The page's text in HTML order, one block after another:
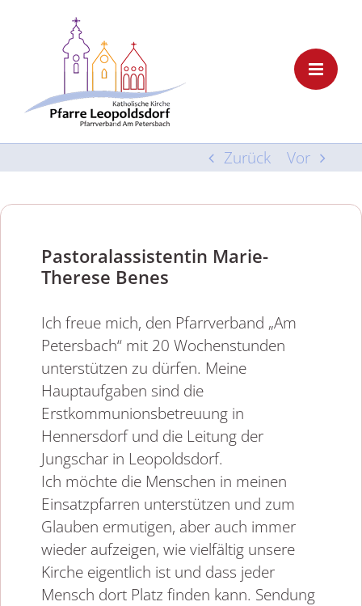
Zurück Vor
Pastoralassistentin Marie-
Therese Benes
Ich freue mich, den Pfarrverband „Am
Petersbach“ mit 20 Wochenstunden
unterstützen zu dürfen. Meine
Hauptaufgaben sind die
Erstkommunionsbetreuung in
Hennersdorf und die Leitung der
Jungschar in Leopoldsdorf.
Ich möchte die Menschen in meinen
Einsatzpfarren unterstützen und zum
Glauben ermutigen, aber auch immer
wieder aufzeigen, wie vielfältig unsere
Kirche eigentlich ist und dass jeder
Mensch dort Platz finden kann. Sendung